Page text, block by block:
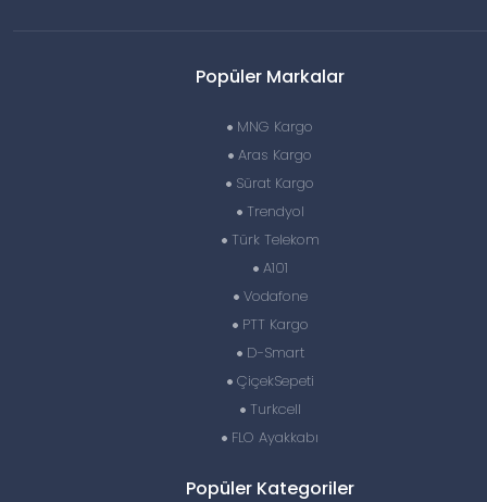
Popüler Markalar
MNG Kargo
Aras Kargo
Sürat Kargo
Trendyol
Türk Telekom
A101
Vodafone
PTT Kargo
D-Smart
ÇiçekSepeti
Turkcell
FLO Ayakkabı
Popüler Kategoriler